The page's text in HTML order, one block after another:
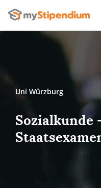
Uni Würzburg
Sozialkunde